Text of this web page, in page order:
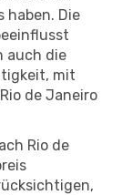
haben. Die
auch die
mit
de Janeiro
Rio de